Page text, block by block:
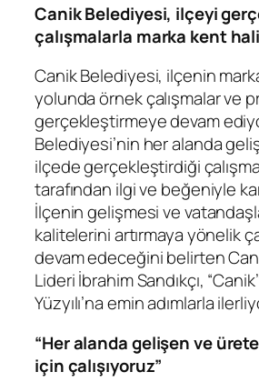
Canik Belediyesi, ilçeyi
çalışmalarla marka kent
Canik Belediyesi, ilçenin
yolunda örnek çalışmalar ve
gerçekleştirmeye devam
Belediyesi’nin her alanda
ilçede gerçekleştirdiği
tarafından ilgi ve beğeniyle
İlçenin gelişmesi ve
kalitelerini artırmaya yönelik
devam edeceğini belirten
Lideri İbrahim Sandıkçı,
Yüzyılı’na emin adımlarla
“Her alanda gelişen ve
için çalışıyoruz”